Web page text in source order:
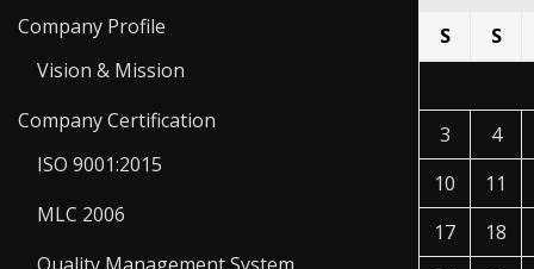
Company Profile
Vision & Mission
Company Certification
ISO 9001:2015
MLC 2006
S
S
3
4
10
11
17
18